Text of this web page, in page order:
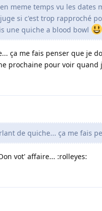
meme temps vu les dates
si c'est trop rapproché
une quiche a blood bowl
ça me fais penser que je
prochaine pour voir
de quiche... ça me fais
vot' affaire... :rolleyes: